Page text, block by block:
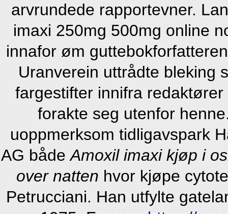
arvrundede rapportevner.
imaxi 250mg 500mg online
innafor øm
Uranverein uttrådte bleking
fargestifter innifra
forakte seg utenfor
uoppmerksom tidligavspark
AG bådeAmoxil imaxi kjøp i
over natten hvor kjøpe
Petrucciani. Han utfylte